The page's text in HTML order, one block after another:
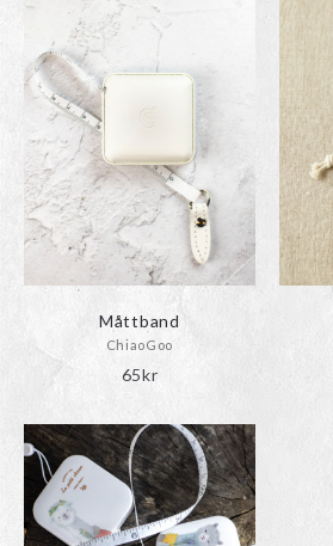
Måttband
ChiaoGoo
65kr